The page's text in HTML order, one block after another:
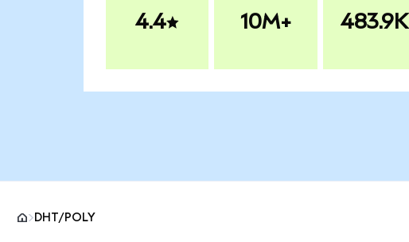
4.4 10M+ 483.9K
DHT/POLY